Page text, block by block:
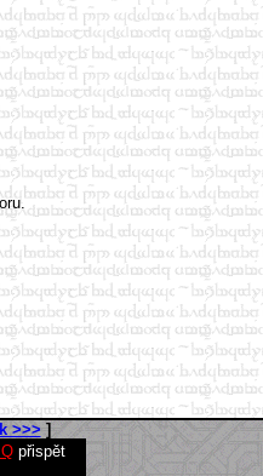
>>> ]
přispět